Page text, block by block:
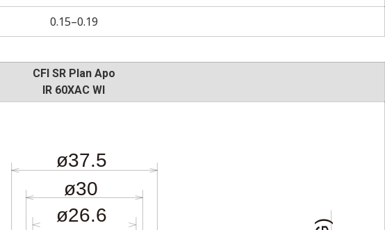
0.15–0.19
CFI SR Plan Apo
IR 60XAC WI